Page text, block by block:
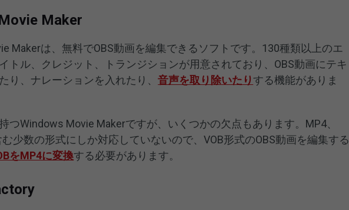
Maker
Makerは、無料でOBS動画を編集できるソフトです。130種類以上のエ
トル、クレジット、トランジションが用意されており、OBS動画にテキ
り、ナレーションを入れたり、音声を取り除いたりする機能がありま
つWindows Movie Makerですが、いくつかの欠点もあります。MP4、
少数の形式にしか対応していないので、VOB形式のOBS動画を編集する
をMP4に変換する必要があります。